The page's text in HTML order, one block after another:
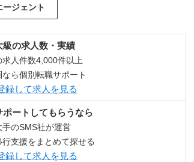
ージェント
級の求人数・実績
求人件数4,000件以上
なら個別転職サポート
録して求人を見る
ポートしてもらうなら
手のSMS社が運営
行支援をまとめて探せる
録して求人を見る